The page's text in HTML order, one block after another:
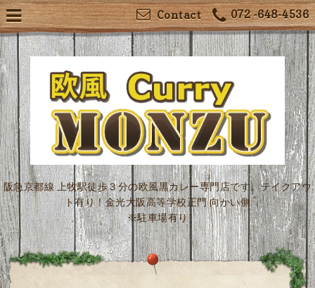
072 -648-4536
Contact
阪急京都線 上牧駅徒歩３分の欧風黒カレー専門店です。テイクアウ
ト有り！金光大阪高等学校正門 向かい側
※駐車場有り